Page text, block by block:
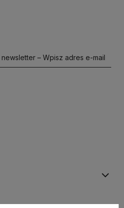
– Wpisz adres e-mail